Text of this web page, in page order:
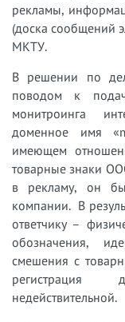
рекламы,
(доска сообщений
МКТУ.
В решении по
поводом к
монитроинга
доменное имя
имеющем
товарные знаки
в рекламу, он
компании. В
ответчику –
обозначения,
смешения с
регистрация
недействительной.